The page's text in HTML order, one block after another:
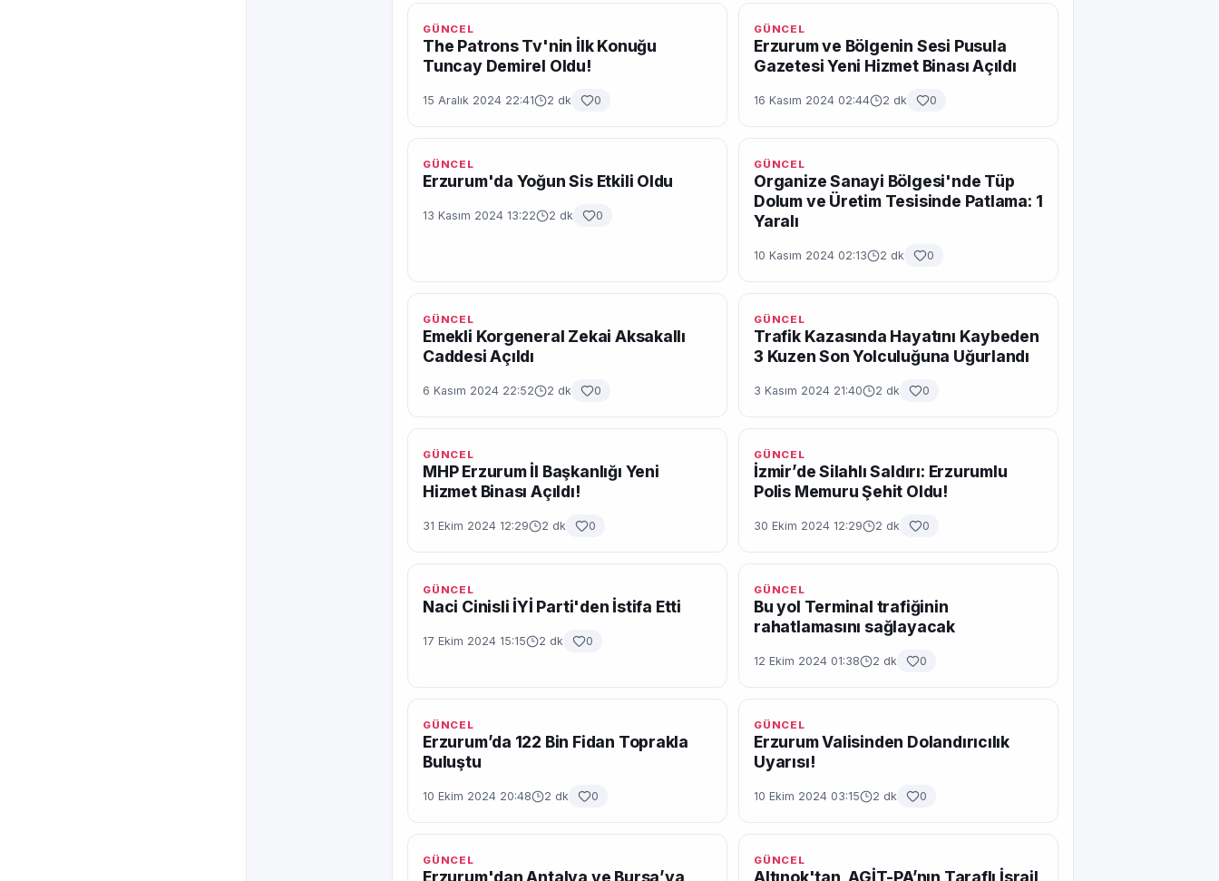
GÜNCEL
The Patrons Tv'nin İlk Konuğu
Tuncay Demirel Oldu!
15 Aralık 2024 22:41 2 dk 0
GÜNCEL
Erzurum ve Bölgenin Sesi Pusula
Gazetesi Yeni Hizmet Binası Açıldı
16 Kasım 2024 02:44 2 dk 0
GÜNCEL
Erzurum'da Yoğun Sis Etkili Oldu
13 Kasım 2024 13:22 2 dk 0
GÜNCEL
Organize Sanayi Bölgesi'nde Tüp
Dolum ve Üretim Tesisinde Patlama: 1
Yaralı
10 Kasım 2024 02:13 2 dk 0
GÜNCEL
Emekli Korgeneral Zekai Aksakallı
Caddesi Açıldı
6 Kasım 2024 22:52 2 dk 0
GÜNCEL
Trafik Kazasında Hayatını Kaybeden
3 Kuzen Son Yolculuğuna Uğurlandı
3 Kasım 2024 21:40 2 dk 0
GÜNCEL
MHP Erzurum İl Başkanlığı Yeni
Hizmet Binası Açıldı!
31 Ekim 2024 12:29 2 dk 0
GÜNCEL
İzmir’de Silahlı Saldırı: Erzurumlu
Polis Memuru Şehit Oldu!
30 Ekim 2024 12:29 2 dk 0
GÜNCEL
Naci Cinisli İYİ Parti'den İstifa Etti
17 Ekim 2024 15:15 2 dk 0
GÜNCEL
Bu yol Terminal trafiğinin
rahatlamasını sağlayacak
12 Ekim 2024 01:38 2 dk 0
GÜNCEL
Erzurum’da 122 Bin Fidan Toprakla
Buluştu
10 Ekim 2024 20:48 2 dk 0
GÜNCEL
Erzurum Valisinden Dolandırıcılık
Uyarısı!
10 Ekim 2024 03:15 2 dk 0
GÜNCEL
Erzurum'dan Antalya ve Bursa’ya
GÜNCEL
Altınok'tan, AGİT-PA’nın Taraflı İsrail